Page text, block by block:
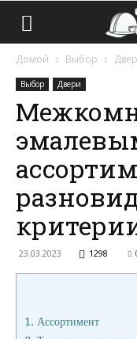
Домой Выбор
Выбор Двери
23.03.2023 1298
1. Ассортимент